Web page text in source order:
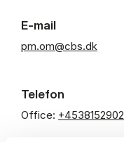
E-mail
pm.om@cbs.dk
Telefon
Office: +4538152902